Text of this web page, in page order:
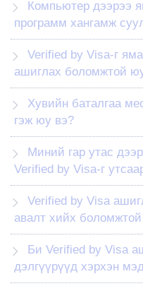
программ хангамж
ашиглах боломжтой
гэж юу вэ?
Verified by Visa-г
авалт хийх
дэлгүүрүүд хэрхэн